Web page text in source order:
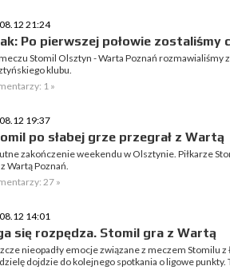
21:24
Po pierwszej połowie zostaliśmy
Stomil Olsztyn - Warta Poznań rozmawialiśmy
klubu.
1 »
19:37
po słabej grze przegrał z Wartą
zakończenie weekendu w Olsztynie. Piłkarze
Wartą Poznań.
27 »
14:01
się rozpędza. Stomil gra z Wartą
nieopadły emocje związane z meczem Stomilu
dojdzie do kolejnego spotkania o ligowe